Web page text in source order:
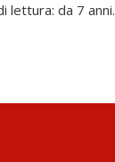
lettura: da 7 anni.